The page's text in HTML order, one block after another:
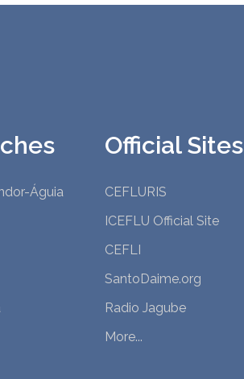
Águia
Official Sites
CEFLURIS
ICEFLU Official Site
CEFLI
SantoDaime.org
Radio Jagube
More...